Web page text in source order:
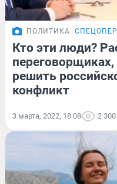
ПОЛИТИКА
Кто эти люди?
решить
конфликт
3 марта, 2022, 18:08 2 300